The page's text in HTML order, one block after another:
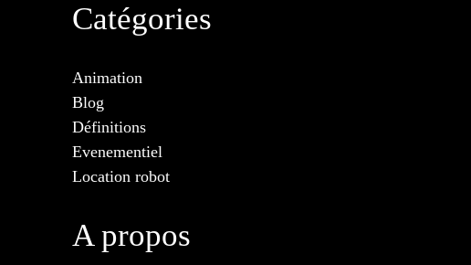
Catégories
Animation
Blog
Définitions
Evenementiel
Location robot
A propos